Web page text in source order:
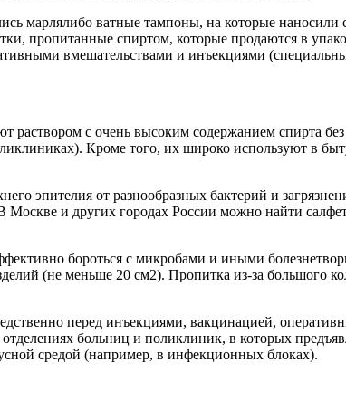
марлялибо ватные тампоны, на которые
пропитанные спиртом, которые продаются в
вмешательствами и инъекциями
с очень высоким содержанием спирта
Кроме того, их широко используют в
эпителия от разнообразных бактерий и
и других городах России можно найти
бороться с микробами и иными
(не меньше 20 см2). Пропитка из-за большого
перед инъекциями, вакцинацией,
больниц и поликлиник, в которых
средой (например, в инфекционных блоках).